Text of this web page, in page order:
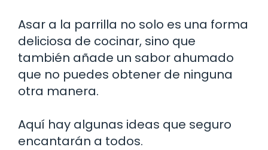
Asar a la parrilla no solo es una forma
deliciosa de cocinar, sino que
también añade un sabor ahumado
que no puedes obtener de ninguna
otra manera.
Aquí hay algunas ideas que seguro
encantarán a todos.